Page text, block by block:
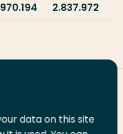
2.837.972
data on this site